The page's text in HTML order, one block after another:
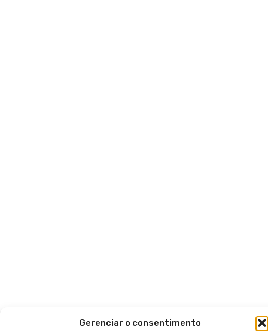
Gerenciar o consentimento